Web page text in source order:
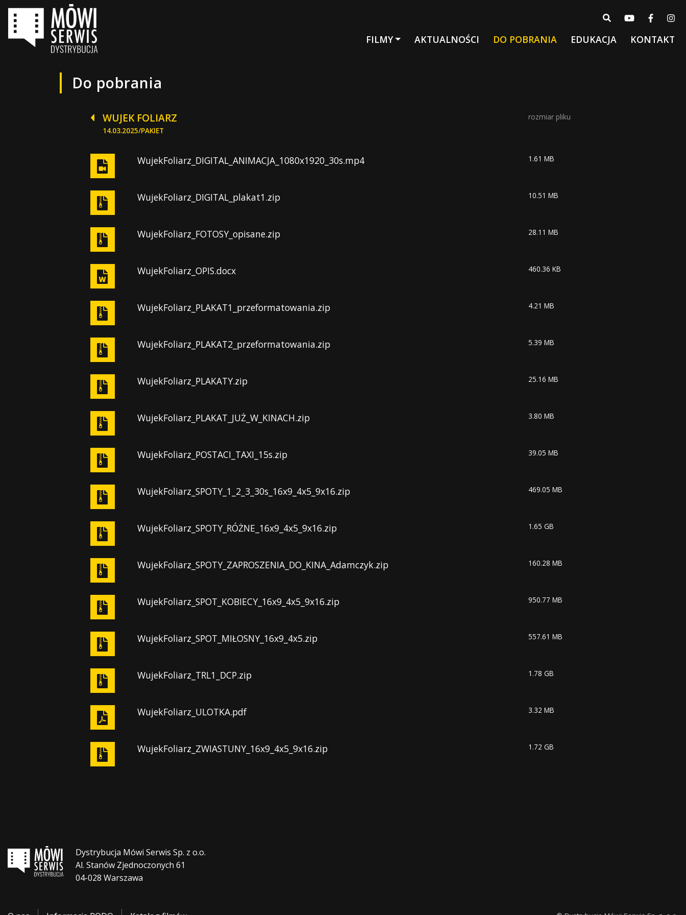
FILMY AKTUALNOŚCI DO POBRANIA EDUKACJA KONTAKT
Do pobrania
WUJEK FOLIARZ
14.03.2025/PAKIET
rozmiar pliku
WujekFoliarz_DIGITAL_ANIMACJA_1080x1920_30s.mp4 1.61 MB
WujekFoliarz_DIGITAL_plakat1.zip 10.51 MB
WujekFoliarz_FOTOSY_opisane.zip 28.11 MB
WujekFoliarz_OPIS.docx 460.36 KB
WujekFoliarz_PLAKAT1_przeformatowania.zip 4.21 MB
WujekFoliarz_PLAKAT2_przeformatowania.zip 5.39 MB
WujekFoliarz_PLAKATY.zip 25.16 MB
WujekFoliarz_PLAKAT_JUŻ_W_KINACH.zip 3.80 MB
WujekFoliarz_POSTACI_TAXI_15s.zip 39.05 MB
WujekFoliarz_SPOTY_1_2_3_30s_16x9_4x5_9x16.zip 469.05 MB
WujekFoliarz_SPOTY_RÓŻNE_16x9_4x5_9x16.zip 1.65 GB
WujekFoliarz_SPOTY_ZAPROSZENIA_DO_KINA_Adamczyk.zip 160.28 MB
WujekFoliarz_SPOT_KOBIECY_16x9_4x5_9x16.zip 950.77 MB
WujekFoliarz_SPOT_MIŁOSNY_16x9_4x5.zip 557.61 MB
WujekFoliarz_TRL1_DCP.zip 1.78 GB
WujekFoliarz_ULOTKA.pdf 3.32 MB
WujekFoliarz_ZWIASTUNY_16x9_4x5_9x16.zip 1.72 GB
Dystrybucja Mówi Serwis Sp. z o.o.
Al. Stanów Zjednoczonych 61
04-028 Warszawa